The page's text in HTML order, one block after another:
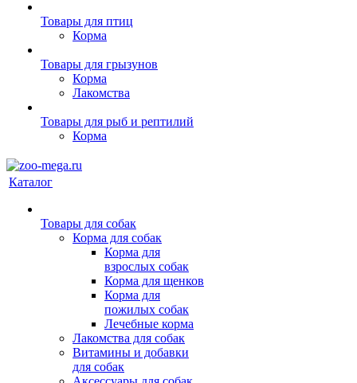
Товары для птиц
Корма
Товары для грызунов
Корма
Лакомства
Товары для рыб и рептилий
Корма
Каталог
Товары для собак
Корма для собак
Корма для
взрослых собак
Корма для щенков
Корма для
пожилых собак
Лечебные корма
Лакомства для собак
Витамины и добавки
для собак